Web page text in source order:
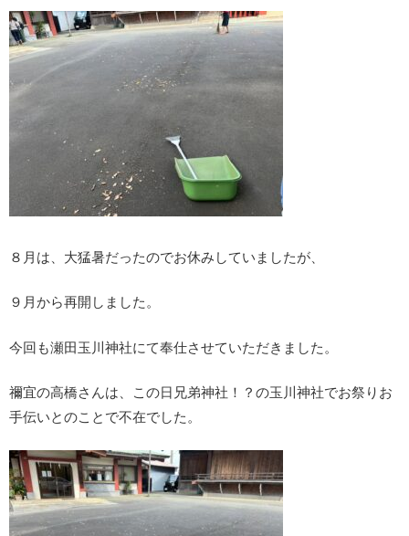
８月は、大猛暑だったのでお休みしていましたが、
９月から再開しました。
今回も瀬田玉川神社にて奉仕させていただきました。
禰宜の高橋さんは、この日兄弟神社！？の玉川神社でお祭りお
手伝いとのことで不在でした。